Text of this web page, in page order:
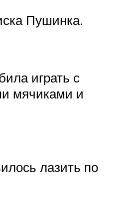
Пушинка.
играть с
мячиками и
лазить по